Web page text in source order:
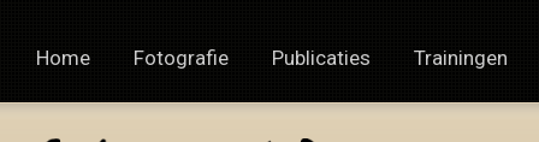
Home Fotografie Publicaties Trainingen